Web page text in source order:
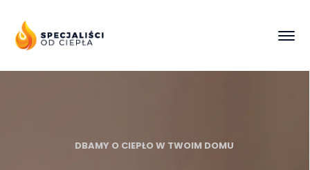
DBAMY O CIEPŁO W TWOIM DOMU